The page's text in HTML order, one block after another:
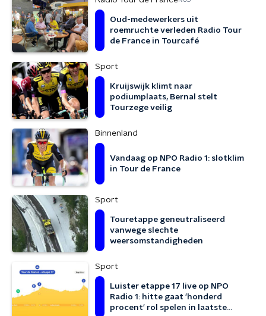
Oud-medewerkers uit
roemruchte verleden Radio Tour
de France in Tourcafé
Sport
Kruijswijk klimt naar
podiumplaats, Bernal stelt
Tourzege veilig
Binnenland
Vandaag op NPO Radio 1: slotklim
in Tour de France
Sport
Touretappe geneutraliseerd
vanwege slechte
weersomstandigheden
Sport
Luister etappe 17 live op NPO
Radio 1: hitte gaat 'honderd
procent' rol spelen in laatste